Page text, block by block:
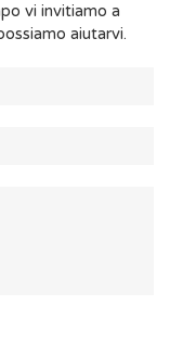
vi invitiamo a
aiutarvi.